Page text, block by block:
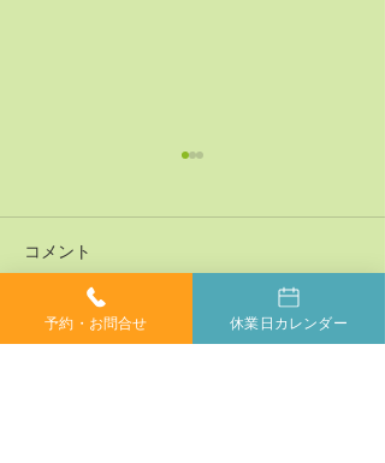
神経系機能の最適化：身
コメント
コメントを追加…
予約・お問合せ 休業日カレンダー